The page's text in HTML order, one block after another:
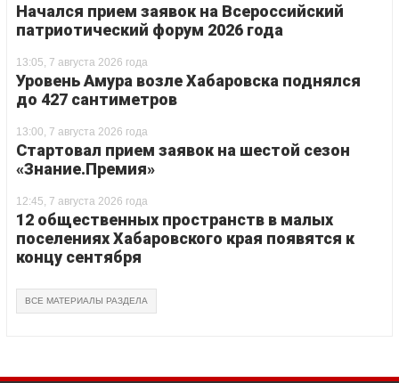
Начался прием заявок на Всероссийский
патриотический форум 2026 года
13:05, 7 августа 2026 года
Уровень Амура возле Хабаровска поднялся
до 427 сантиметров
13:00, 7 августа 2026 года
Стартовал прием заявок на шестой сезон
«Знание.Премия»
12:45, 7 августа 2026 года
12 общественных пространств в малых
поселениях Хабаровского края появятся к
концу сентября
ВСЕ МАТЕРИАЛЫ РАЗДЕЛА